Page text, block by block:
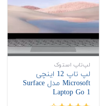
لپ‌تاپ استوک
لپ تاپ 12 اینچی
Microsoft مدل Surface
Laptop Go 1